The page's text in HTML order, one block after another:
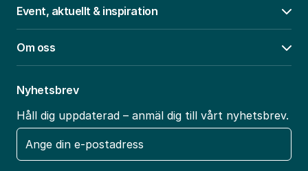
Event, aktuellt & inspiration
Om oss
Nyhetsbrev
Håll dig uppdaterad – anmäl dig till vårt nyhetsbrev.
E-
post